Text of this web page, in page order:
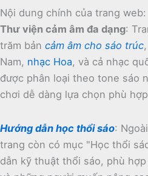
Nội dung chính của trang web:
Thư viện cảm âm đa dạng:
trăm bản cảm âm cho sáo trúc
Nam, nhạc Hoa, và cả nhạc
được phân loại theo tone sáo
chơi dễ dàng lựa chọn phù
Hướng dẫn học thổi sáo:
trang còn có mục "Học thổi
dẫn kỹ thuật thổi sáo, phù